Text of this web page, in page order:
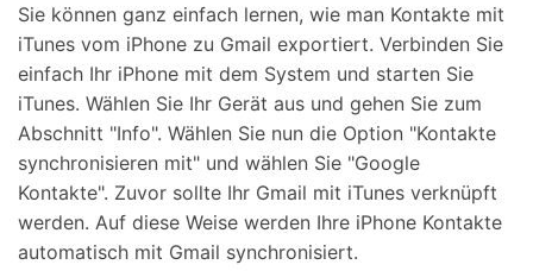
Sie können ganz einfach lernen, wie man Kontakte mit
iTunes vom iPhone zu Gmail exportiert. Verbinden Sie
einfach Ihr iPhone mit dem System und starten Sie
iTunes. Wählen Sie Ihr Gerät aus und gehen Sie zum
Abschnitt "Info". Wählen Sie nun die Option "Kontakte
synchronisieren mit" und wählen Sie "Google
Kontakte". Zuvor sollte Ihr Gmail mit iTunes verknüpft
werden. Auf diese Weise werden Ihre iPhone Kontakte
automatisch mit Gmail synchronisiert.